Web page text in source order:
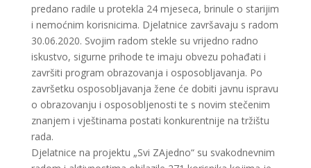
predano radile u protekla 24 mjeseca, brinule o starijim
i nemoćnim korisnicima. Djelatnice završavaju s radom
30.06.2020. Svojim radom stekle su vrijedno radno
iskustvo, sigurne prihode te imaju obvezu pohađati i
završiti program obrazovanja i osposobljavanja. Po
završetku osposobljavanja žene će dobiti javnu ispravu
o obrazovanju i osposobljenosti te s novim stečenim
znanjem i vještinama postati konkurentnije na tržištu
rada.
Djelatnice na projektu „Svi ZAjedno“ su svakodnevnim